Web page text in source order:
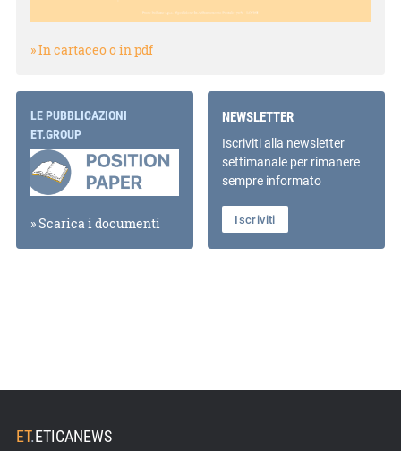
» In cartaceo o in pdf
LE PUBBLICAZIONI
ET.GROUP
» Scarica i documenti
NEWSLETTER
Iscriviti alla newsletter
settimanale per rimanere
sempre informato
Iscriviti
ET.ETICANEWS